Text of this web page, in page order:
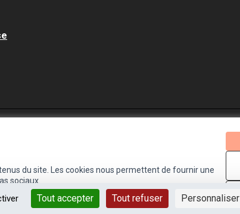
Tout accepter Tout refuser Personnaliser
du site. Les cookies nous permettent de fournir une
sociaux.